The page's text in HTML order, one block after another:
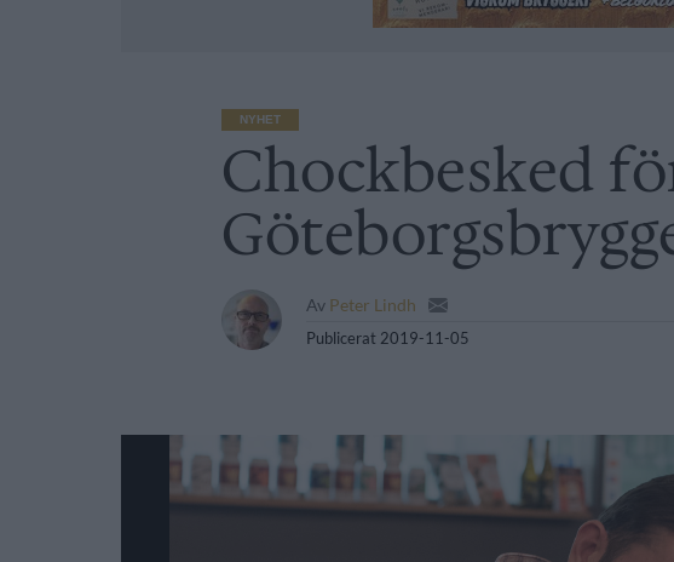
NYHET
Chockbesked
Av Peter Lindh
Publicerat 2019-11-05